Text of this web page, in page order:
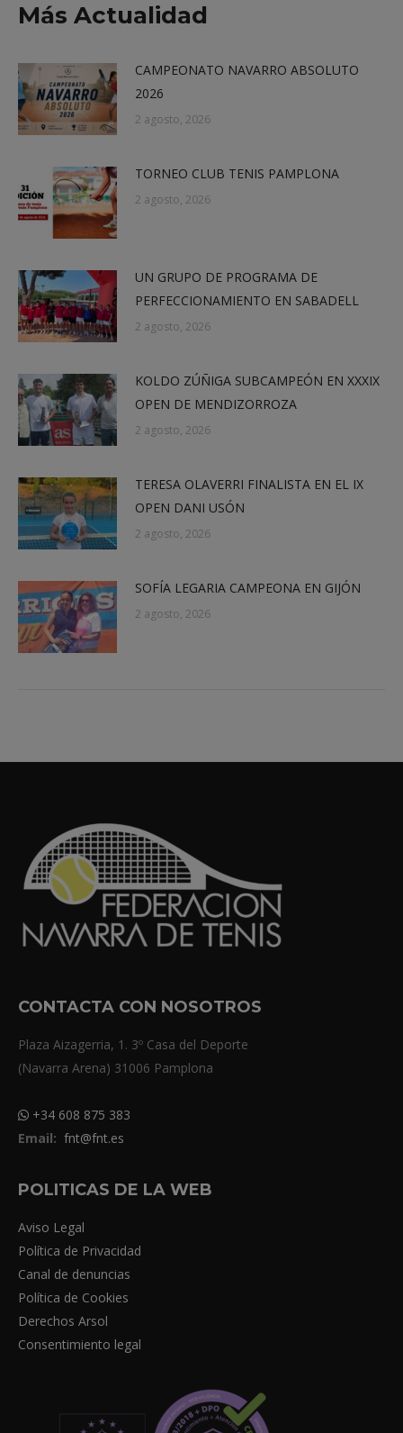
Más Actualidad
CAMPEONATO NAVARRO ABSOLUTO
2026
2 agosto, 2026
TORNEO CLUB TENIS PAMPLONA
2 agosto, 2026
UN GRUPO DE PROGRAMA DE
PERFECCIONAMIENTO EN SABADELL
2 agosto, 2026
KOLDO ZÚÑIGA SUBCAMPEÓN EN XXXIX
OPEN DE MENDIZORROZA
2 agosto, 2026
TERESA OLAVERRI FINALISTA EN EL IX
OPEN DANI USÓN
2 agosto, 2026
SOFÍA LEGARIA CAMPEONA EN GIJÓN
2 agosto, 2026
CONTACTA CON NOSOTROS
Plaza Aizagerria, 1. 3º Casa del Deporte
(Navarra Arena) 31006 Pamplona
+34 608 875 383
Email: fnt@fnt.es
POLITICAS DE LA WEB
Aviso Legal
Política de Privacidad
Canal de denuncias
Política de Cookies
Derechos Arsol
Consentimiento legal